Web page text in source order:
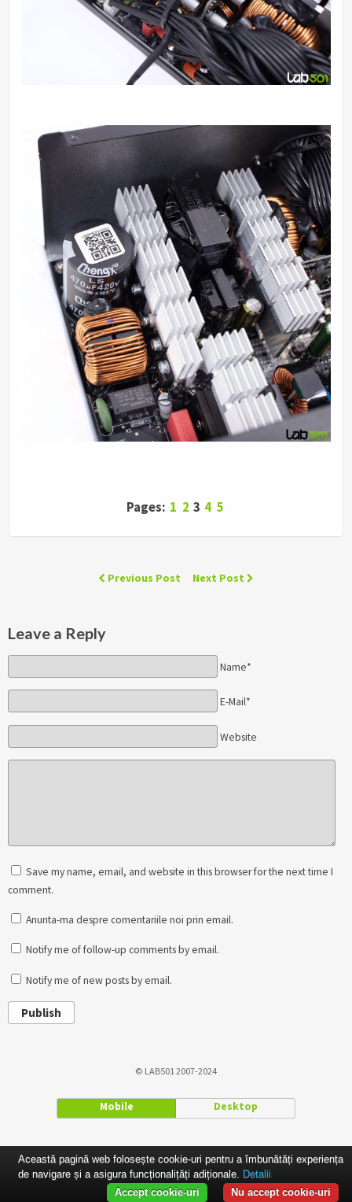
Pages: 1 2 3 4 5
Previous Post Next Post
Leave a Reply
Name*
E-Mail*
Website
Save my name, email, and website in this browser for the next time I
comment.
Anunta-ma despre comentariile noi prin email.
Notify me of follow-up comments by email.
Notify me of new posts by email.
Publish
© LAB501 2007-2024
Mobile Desktop
Această pagină web folosește cookie-uri pentru a îmbunătăți experiența
de navigare și a asigura funcționalițăți adiționale. Detalii
Nu accept cookie-uri
Accept cookie-uri